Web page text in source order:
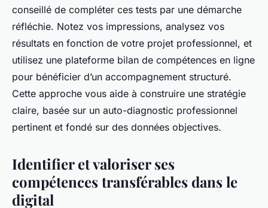
conseillé de compléter ces tests par une démarche
réfléchie. Notez vos impressions, analysez vos
résultats en fonction de votre projet professionnel, et
utilisez une plateforme bilan de compétences en ligne
pour bénéficier d’un accompagnement structuré.
Cette approche vous aide à construire une stratégie
claire, basée sur un auto-diagnostic professionnel
pertinent et fondé sur des données objectives.
Identifier et valoriser ses
compétences transférables dans le
digital